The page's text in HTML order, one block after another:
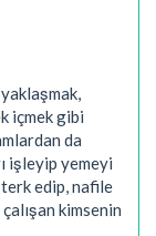
içmek gibi
da
işleyip yemeyi
edip, nafile
kimsenin